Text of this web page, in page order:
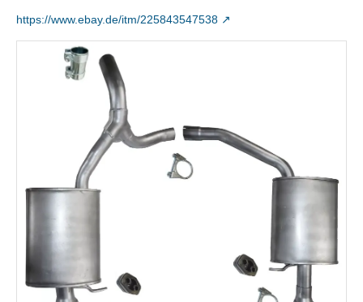
https://www.ebay.de/itm/225843547538